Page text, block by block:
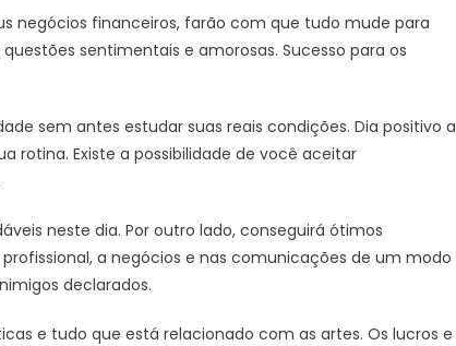
negócios financeiros, farão com que tudo mude para
sentimentais e amorosas. Sucesso para os
sem antes estudar suas reais condições. Dia positivo a
rotina. Existe a possibilidade de você aceitar
neste dia. Por outro lado, conseguirá ótimos
a negócios e nas comunicações de um modo
declarados.
e tudo que está relacionado com as artes. Os lucros e